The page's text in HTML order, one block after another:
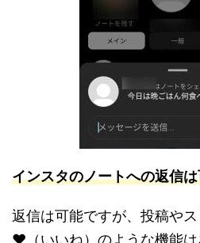
インスタのノートへの返信
返信は可能ですが、投稿や
♥（いいね）のような機能は